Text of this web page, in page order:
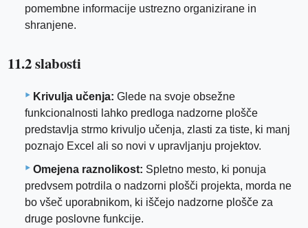
pomembne informacije ustrezno organizirane in
shranjene.
11.2 slabosti
Krivulja učenja: Glede na svoje obsežne
funkcionalnosti lahko predloga nadzorne plošče
predstavlja strmo krivuljo učenja, zlasti za tiste, ki manj
poznajo Excel ali so novi v upravljanju projektov.
Omejena raznolikost: Spletno mesto, ki ponuja
predvsem potrdila o nadzorni plošči projekta, morda ne
bo všeč uporabnikom, ki iščejo nadzorne plošče za
druge poslovne funkcije.